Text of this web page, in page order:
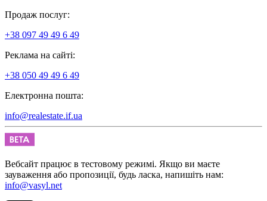
Продаж послуг:
+38 097 49 49 6 49
Реклама на сайті:
+38 050 49 49 6 49
Електронна пошта:
info@realestate.if.ua
Вебсайт працює в тестовому режимі. Якщо ви маєте
зауваження або пропозиції, будь ласка, напишіть нам:
info@vasyl.net